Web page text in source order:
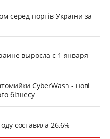
серед портів України за
выросла с 1 января
CyberWash - нові
бізнесу
составила 26,6%